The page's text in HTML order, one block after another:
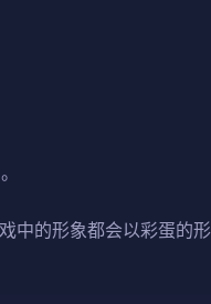
中的形象都会以彩蛋的形